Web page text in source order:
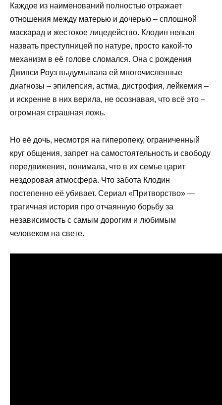
Каждое из наименований полностью отражает
отношения между матерью и дочерью – сплошной
маскарад и жестокое лицедейство. Клодин нельзя
назвать преступницей по натуре, просто какой-то
механизм в её голове сломался. Она с рождения
Джипси Роуз выдумывала ей многочисленные
диагнозы – эпилепсия, астма, дистрофия, лейкемия –
и искренне в них верила, не осознавая, что всё это –
огромная страшная ложь.
Но её дочь, несмотря на гиперопеку, ограниченный
круг общения, запрет на самостоятельность и свободу
передвижения, понимала, что в их семье царит
нездоровая атмосфера. Что забота Клодин
постепенно её убивает. Сериал «Притворство» —
трагичная история про отчаянную борьбу за
независимость с самым дорогим и любимым
человеком на свете.